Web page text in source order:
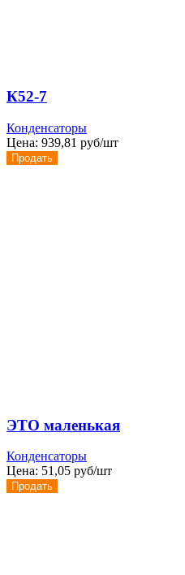
К52-7
Конденсаторы
Цена: 939,81 руб/шт
Продать
ЭТО маленькая
Конденсаторы
Цена: 51,05 руб/шт
Продать